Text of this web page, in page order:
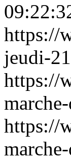
https://
jeudi-
https://
https://